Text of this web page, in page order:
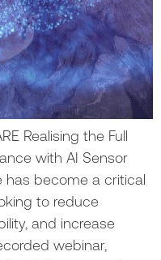
Realising the Full
with AI Sensor
has become a critical
to reduce
and increase
webinar,